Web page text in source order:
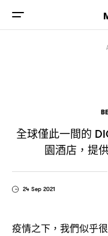
全球僅此一間的
園酒店 ， 提
24 Sep 2021
疫情之下 ， 我們似乎